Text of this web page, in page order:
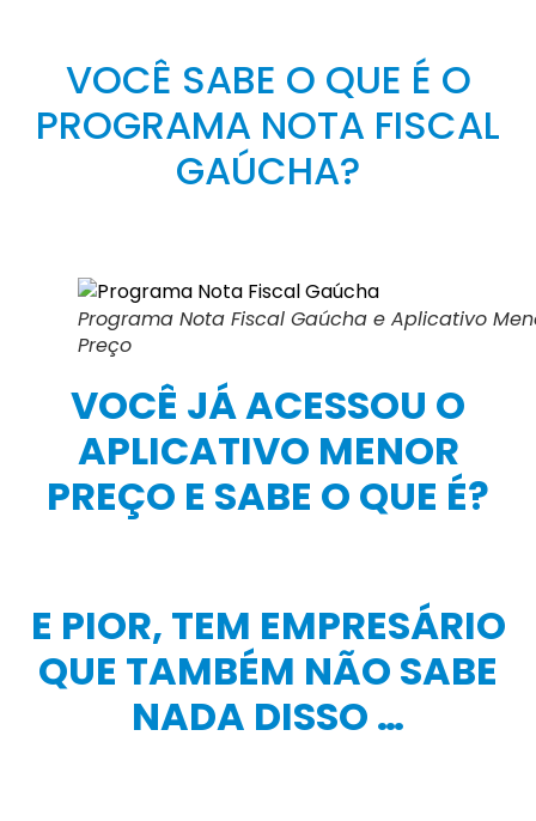
VOCÊ SABE O QUE É O
PROGRAMA NOTA FISCAL
GAÚCHA?
Programa Nota Fiscal Gaúcha e Aplicativo
Preço
VOCÊ JÁ ACESSOU O
APLICATIVO MENOR
PREÇO E SABE O QUE É?
E PIOR, TEM EMPRESÁRIO
QUE TAMBÉM NÃO SABE
NADA DISSO …